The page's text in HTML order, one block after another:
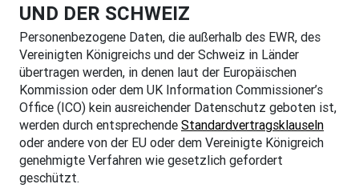
UND DER SCHWEIZ
Personenbezogene Daten, die außerhalb des EWR, des
Vereinigten Königreichs und der Schweiz in Länder
übertragen werden, in denen laut der Europäischen
Kommission oder dem UK Information Commissioner’s
Office (ICO) kein ausreichender Datenschutz geboten ist,
werden durch entsprechende Standardvertragsklauseln
oder andere von der EU oder dem Vereinigte Königreich
genehmigte Verfahren wie gesetzlich gefordert
geschützt.